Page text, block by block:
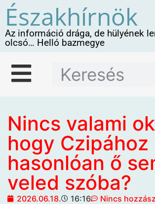
Északhírnök
Az információ drága, de hülyének
olcsó… Helló bazmegye
Nincs valami
hogy Czipához
hasonlóan ő
veled szóba?
2026.06.18. 16:16
Nincs